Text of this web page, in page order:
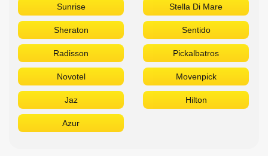
Sunrise Stella Di Mare
Sheraton Sentido
Radisson Pickalbatros
Novotel Movenpick
Jaz Hilton
Azur